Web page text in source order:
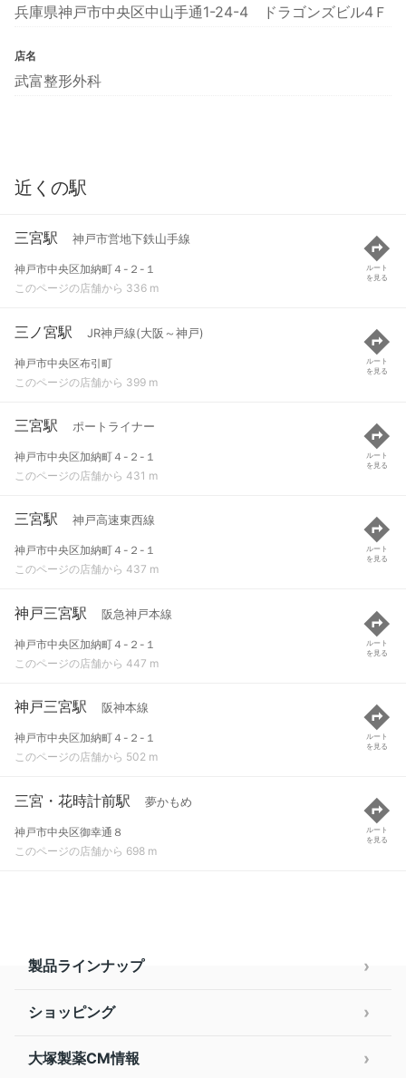
兵庫県神戸市中央区中山手通1-24-4 ドラゴンズビル4Ｆ
店名
武富整形外科
近くの駅
三宮駅 神戸市営地下鉄山手線
神戸市中央区加納町４-２-１
このページの店舗から 336 m
ルート
を見る
三ノ宮駅 JR神戸線(大阪～神戸)
神戸市中央区布引町
このページの店舗から 399 m
ルート
を見る
三宮駅 ポートライナー
神戸市中央区加納町４-２-１
このページの店舗から 431 m
ルート
を見る
三宮駅 神戸高速東西線
神戸市中央区加納町４-２-１
このページの店舗から 437 m
ルート
を見る
神戸三宮駅 阪急神戸本線
神戸市中央区加納町４-２-１
このページの店舗から 447 m
ルート
を見る
神戸三宮駅 阪神本線
神戸市中央区加納町４-２-１
このページの店舗から 502 m
ルート
を見る
三宮・花時計前駅 夢かもめ
神戸市中央区御幸通８
このページの店舗から 698 m
ルート
を見る
製品ラインナップ
ショッピング
大塚製薬CM情報